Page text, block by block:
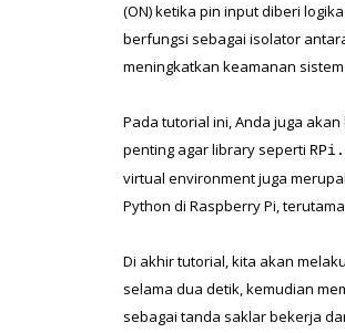
(ON) ketika pin input diberi
berfungsi sebagai isolator
meningkatkan keamanan
Pada tutorial ini, Anda juga
penting agar library seperti
virtual environment juga
Python di Raspberry Pi,
Di akhir tutorial, kita akan
selama dua detik, kemudian
sebagai tanda saklar bekerja